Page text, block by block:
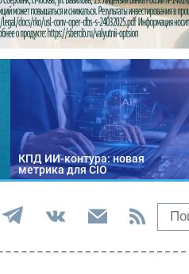
КПД ИИ-контура: новая
метрика для CIO